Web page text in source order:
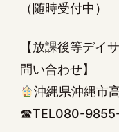
（随時受付中）
【放課後等デイ
問い合わせ】
沖縄県沖縄市
☎TEL080-9855-